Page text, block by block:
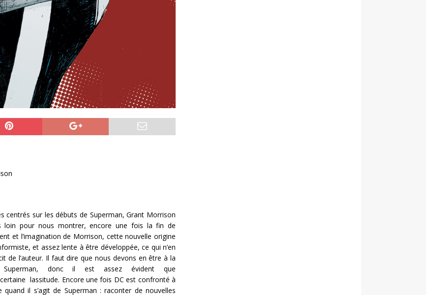
centrés sur les débuts de Superman, Grant Morrison
loin pour nous montrer, encore une fois la fin de
et l’imagination de Morrison, cette nouvelle origine
et assez lente à être développée, ce qui n’en
de l’auteur. Il faut dire que nous devons en être à la
donc il est assez évident que
lassitude. Encore une fois DC est confronté à
quand il s’agit de Superman : raconter de nouvelles